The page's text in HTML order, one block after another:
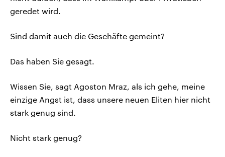
geredet wird.
Sind damit auch die Geschäfte gemeint?
Das haben Sie gesagt.
Wissen Sie, sagt Agoston Mraz, als ich gehe, meine
einzige Angst ist, dass unsere neuen Eliten hier nicht
stark genug sind.
Nicht stark genug?